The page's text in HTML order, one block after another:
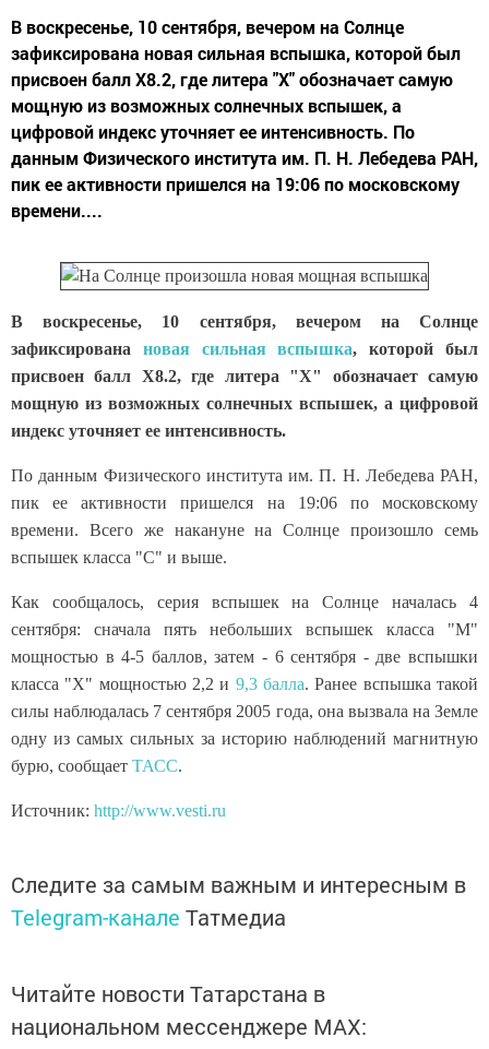
В воскресенье, 10 сентября, вечером на Солнце
зафиксирована новая сильная вспышка, которой был
присвоен балл Х8.2, где литера "Х" обозначает самую
мощную из возможных солнечных вспышек, а
цифровой индекс уточняет ее интенсивность. По
данным Физического института им. П. Н. Лебедева РАН,
пик ее активности пришелся на 19:06 по московскому
времени....
В воскресенье, 10 сентября, вечером на Солнце
зафиксирована новая сильная вспышка, которой был
присвоен балл Х8.2, где литера "Х" обозначает самую
мощную из возможных солнечных вспышек, а цифровой
индекс уточняет ее интенсивность.
По данным Физического института им. П. Н. Лебедева РАН,
пик ее активности пришелся на 19:06 по московскому
времени. Всего же накануне на Солнце произошло семь
вспышек класса "С" и выше.
Как сообщалось, серия вспышек на Солнце началась 4
сентября: сначала пять небольших вспышек класса "М"
мощностью в 4-5 баллов, затем - 6 сентября - две вспышки
класса "X" мощностью 2,2 и 9,3 балла. Ранее вспышка такой
силы наблюдалась 7 сентября 2005 года, она вызвала на Земле
одну из самых сильных за историю наблюдений магнитную
бурю, сообщает ТАСС.
Источник: http://www.vesti.ru
Следите за самым важным и интересным в
Telegram-канале Татмедиа
Читайте новости Татарстана в
национальном мессенджере MАХ: